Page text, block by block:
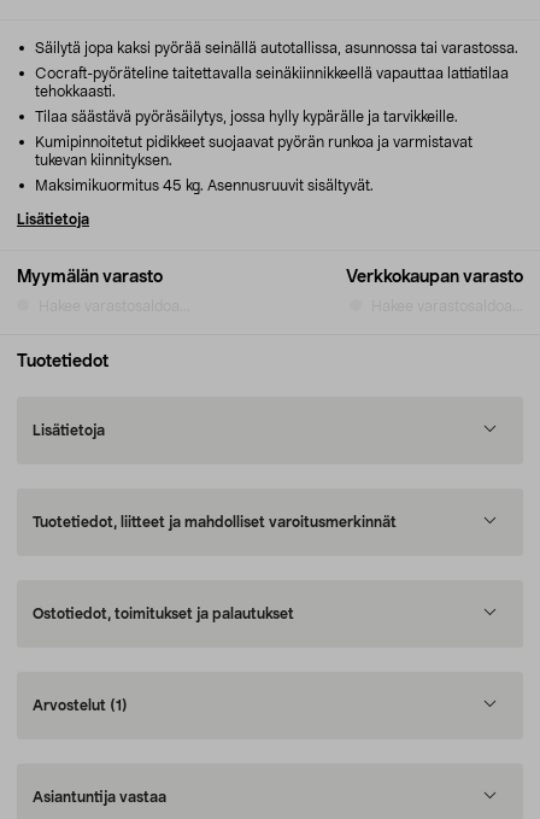
Myymälän varasto Verkkokaupan varasto
Säilytä jopa kaksi pyörää seinällä autotallissa, asunnossa tai varastossa.
Cocraft-pyöräteline taitettavalla seinäkiinnikkeellä vapauttaa lattiatilaa
tehokkaasti.
Tilaa säästävä pyöräsäilytys, jossa hylly kypärälle ja tarvikkeille.
Kumipinnoitetut pidikkeet suojaavat pyörän runkoa ja varmistavat
tukevan kiinnityksen.
Maksimikuormitus 45 kg. Asennusruuvit sisältyvät.
Lisätietoja
Tuotetiedot
Lisätietoja
Tuotetiedot, liitteet ja mahdolliset varoitusmerkinnät
Ostotiedot, toimitukset ja palautukset
Arvostelut (1)
Asiantuntija vastaa